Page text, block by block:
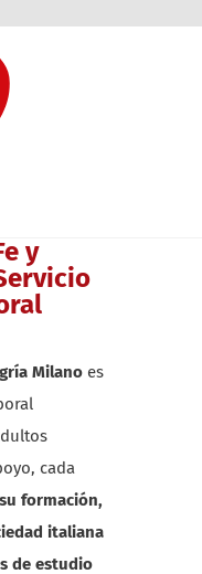
y
Milano es
cada
formación,
italiana
de estudio